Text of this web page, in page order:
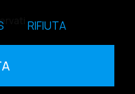
Cookies Policy
RIFIUTA